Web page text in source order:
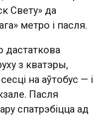
Свету» да
метро і пасля.
з кватэры,
на аўтобус — і
Пасля
спатрэбіцца ад